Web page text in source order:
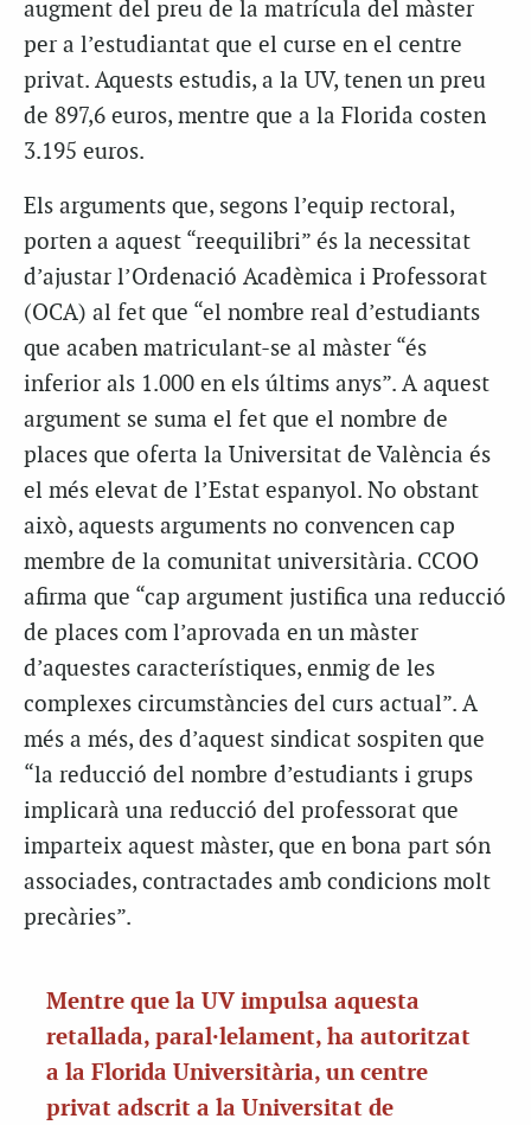
augment del preu de la matrícula del màster
per a l’estudiantat que el curse en el centre
privat. Aquests estudis, a la UV, tenen un preu
de 897,6 euros, mentre que a la Florida costen
3.195 euros.
Els arguments que, segons l’equip rectoral,
porten a aquest “reequilibri” és la necessitat
d’ajustar l’Ordenació Acadèmica i Professorat
(OCA) al fet que “el nombre real d’estudiants
que acaben matriculant-se al màster “és
inferior als 1.000 en els últims anys”. A aquest
argument se suma el fet que el nombre de
places que oferta la Universitat de València és
el més elevat de l’Estat espanyol. No obstant
això, aquests arguments no convencen cap
membre de la comunitat universitària. CCOO
afirma que “cap argument justifica una reducció
de places com l’aprovada en un màster
d’aquestes característiques, enmig de les
complexes circumstàncies del curs actual”. A
més a més, des d’aquest sindicat sospiten que
“la reducció del nombre d’estudiants i grups
implicarà una reducció del professorat que
imparteix aquest màster, que en bona part són
associades, contractades amb condicions molt
precàries”.
Mentre que la UV impulsa aquesta
retallada, paral·lelament, ha autoritzat
a la Florida Universitària, un centre
privat adscrit a la Universitat de